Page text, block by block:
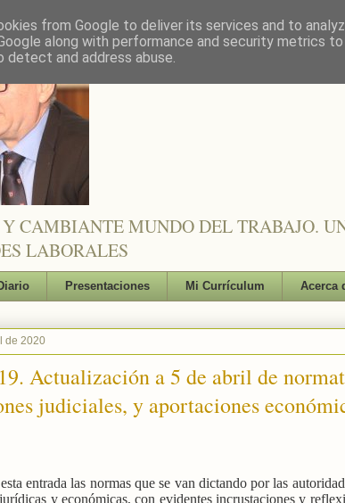
CAMBIANTE MUNDO DEL TRABAJO.
LABORALES
Presentaciones Mi Currículum Acerca
de 2020
Actualización a 5 de abril de
judiciales, y aportaciones
entrada las normas que se van dictando por las
y económicas, con evidentes incrustaciones y
from Google to deliver its services and to
along with performance and security metrics
and address abuse.